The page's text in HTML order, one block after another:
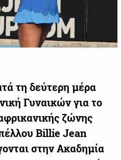
τη δεύτερη μέρα
Γυναικών για το
ζώνης
Billie Jean
στην Ακαδημία